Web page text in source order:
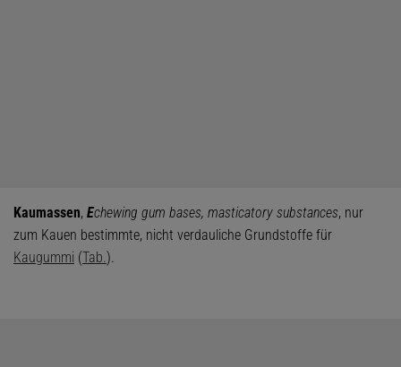
Kaumassen, Echewing gum bases, masticatory substances, nur
zum Kauen bestimmte, nicht verdauliche Grundstoffe für
Kaugummi (Tab.).